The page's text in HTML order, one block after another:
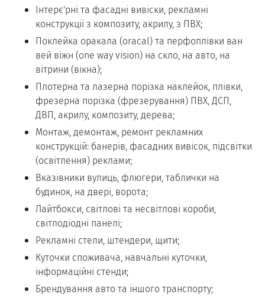
Інтерє'рні та фасадні вивіски, рекламні
конструкції з композиту, акрилу, з ПВХ;
Поклейка оракала (oracal) та перфоплівки ван
вей віжн (one way vision) на скло, на авто, на
вітрини (вікна);
Плотерна та лазерна порізка наклейок, плівки,
фрезерна порізка (фрезерування) ПВХ, ДСП,
ДВП, акрилу, композиту, дерева;
Монтаж, демонтаж, ремонт рекламних
конструкцій: банерів, фасадних вивісок, підсвітки
(освітлення) реклами;
Вказівники вулиць, флюгери, таблички на
будинок, на двері, ворота;
Лайтбокси, світлові та несвітлові короби,
світлодіодні панелі;
Рекламні стели, штендери, щити;
Куточки споживача, навчальні куточки,
інформаційні стенди;
Брендування авто та іншого транспорту;